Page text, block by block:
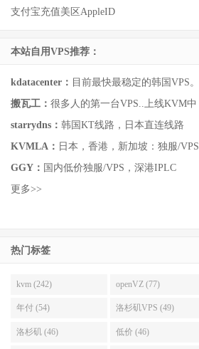
支付宝充值美区AppleID
本站自用VPS推荐：
kdatacenter： 目前最快最稳定的韩国VPS。
搬瓦工： 很多人的第一台VPS..上线KVM中
starrydns： 韩国KT线路，日本直连线路
KVMLA： 日本，香港，新加坡：独服/VPS
GGY： 国内低价独服/VPS，深港IPLC
更多>>
热门标签
kvm (242) openVZ (77)
年付 (54) 洛杉矶VPS (49)
洛杉矶 (46) 低价 (46)